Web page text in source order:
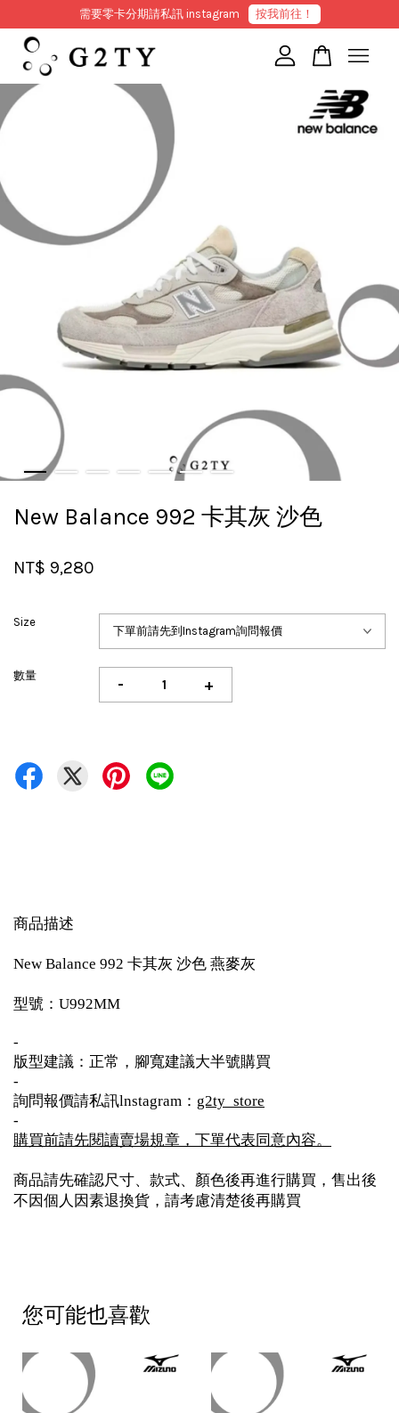
需要零卡分期請私訊 instagram 按我前往！
New Balance 992 卡其灰 沙色
NT$ 9,280
Size
數量 - +
商品描述
New Balance 992 卡其灰 沙色 燕麥灰
型號：U992MM
-
版型建議：正常，腳寬建議大半號購買
-
詢問報價請私訊lnstagram： g2ty_store
-
購買前請先閱讀賣場規章，下單代表同意內容。
商品請先確認尺寸、款式、顏色後再進行購買，售出後
不因個人因素退換貨，請考慮清楚後再購買
您可能也喜歡
您的購物車目前還是空的。